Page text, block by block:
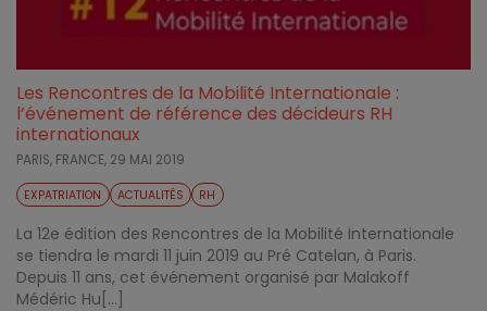
Les Rencontres de la Mobilité Internationale :
l’événement de référence des décideurs RH
internationaux
PARIS, FRANCE, 29 MAI 2019
EXPATRIATION ACTUALITÉS RH
La 12e édition des Rencontres de la Mobilité Internationale
se tiendra le mardi 11 juin 2019 au Pré Catelan, à Paris.
Depuis 11 ans, cet événement organisé par Malakoff
Médéric Hu[...]